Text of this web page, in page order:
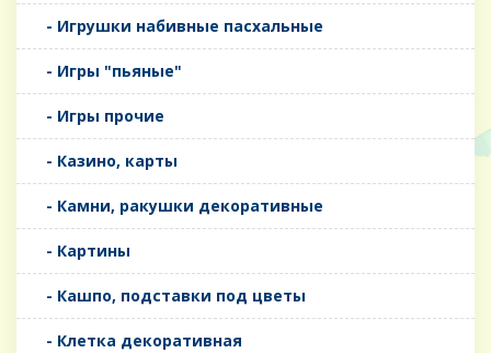
- Игрушки набивные пасхальные
- Игры "пьяные"
- Игры прочие
- Казино, карты
- Камни, ракушки декоративные
- Картины
- Кашпо, подставки под цветы
- Клетка декоративная